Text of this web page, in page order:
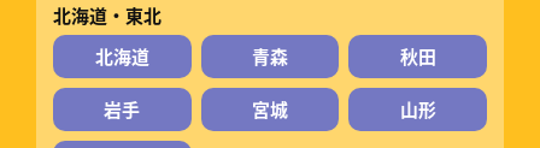
北海道・東北
北海道
青森 秋田
岩手 宮城 山形